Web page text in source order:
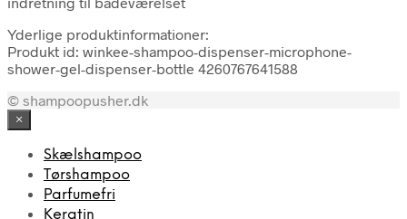
Yderlige produktinformationer:
Produkt id: winkee-shampoo-dispenser-microphone-
shower-gel-dispenser-bottle 4260767641588
© shampoopusher.dk
×
Skælshampoo
Tørshampoo
Parfumefri
Keratin